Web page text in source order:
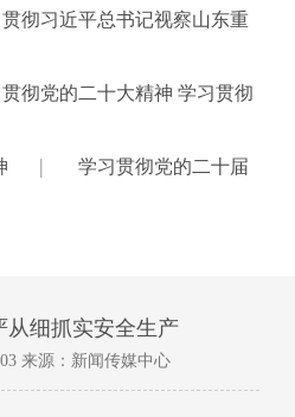
彻习近平总书记视察山东重
彻党的二十大精神 学习贯彻
| 学习贯彻党的二十届
从细抓实安全生产
来源：新闻传媒中心